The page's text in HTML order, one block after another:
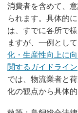
消費者を含めて、
られます。具体的
は、すでに各所で
ますが、一例とし
化・生産性向上に
関するガイドライン
では、物流業者と
化の観点から具体